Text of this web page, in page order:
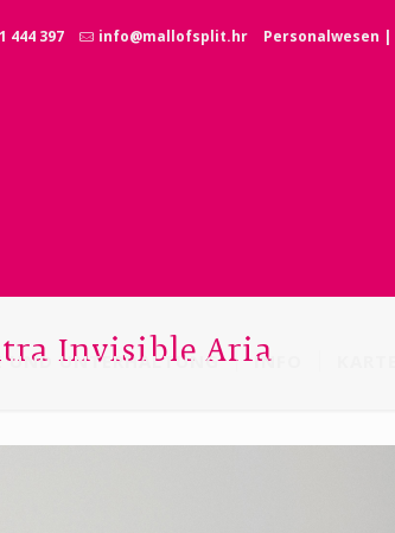
444 397 info@mallofsplit.hr Personalwesen |
UND UNTERHALTUNG INFO
Invisible Aria